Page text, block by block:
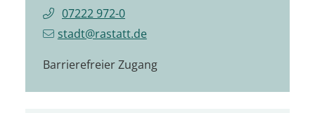
07222 972-0
stadt@rastatt.de
Barrierefreier Zugang